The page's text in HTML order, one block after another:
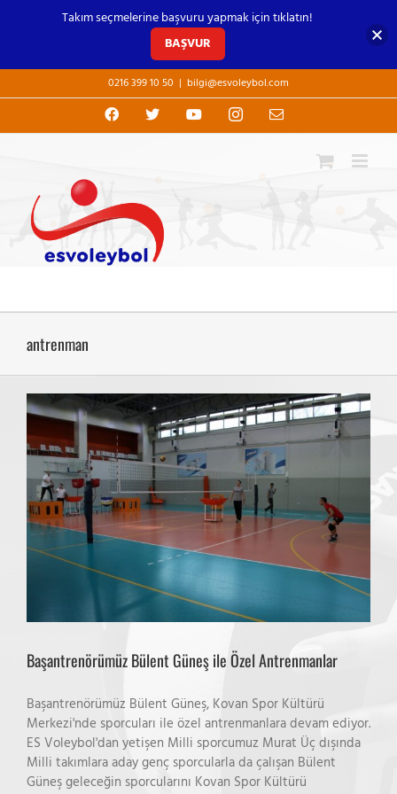
to
0216 399 10 50 | bilgi@esvoleybol.com
Facebook
X YouTubeInstagram
E-
antrenman
Başantrenörümüz Bülent Güneş ile Özel Antrenmanlar
Başantrenörümüz Bülent Güneş, Kovan Spor Kültürü
Merkezi'nde sporcuları ile özel antrenmanlara devam ediyor.
ES Voleybol'dan yetişen Milli sporcumuz Murat Üç dışında
Milli takımlara aday genç sporcularla da çalışan Bülent
Güneş geleceğin sporcularını Kovan Spor Kültürü
Takım seçmelerine başvuru yapmak için tıklatın!
BAŞVUR